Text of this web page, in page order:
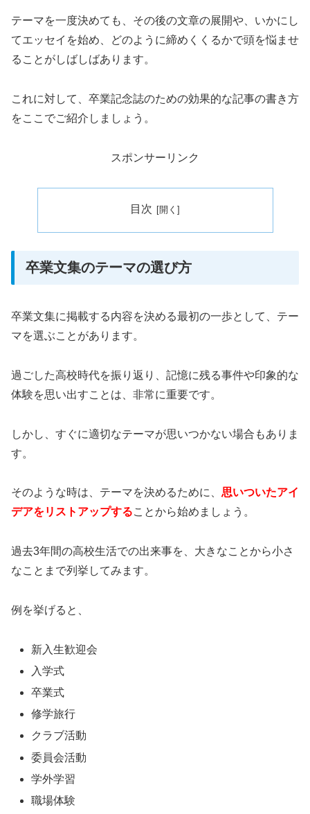
テーマを一度決めても、その後の文章の展開や、いかにし
てエッセイを始め、どのように締めくくるかで頭を悩ませ
ることがしばしばあります。
これに対して、卒業記念誌のための効果的な記事の書き方
をここでご紹介しましょう。
スポンサーリンク
目次
卒業文集のテーマの選び方
卒業文集に掲載する内容を決める最初の一歩として、テー
マを選ぶことがあります。
過ごした高校時代を振り返り、記憶に残る事件や印象的な
体験を思い出すことは、非常に重要です。
しかし、すぐに適切なテーマが思いつかない場合もありま
す。
そのような時は、テーマを決めるために、 思いついたアイ
デアをリストアップすることから始めましょう。
過去3年間の高校生活での出来事を、大きなことから小さ
なことまで列挙してみます。
例を挙げると、
新入生歓迎会
入学式
卒業式
修学旅行
クラブ活動
委員会活動
学外学習
職場体験